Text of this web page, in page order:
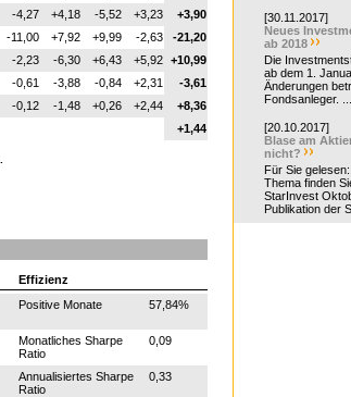
-4,27 +4,18 -5,52 +3,23
+3,90
-11,00 +7,92 +9,99 -2,63
-21,20
-2,23 -6,30 +6,43 +5,92 +10,99
-0,61 -3,88 -0,84 +2,31
-3,61
-0,12 -1,48 +0,26 +2,44
+8,36
+1,44
Effizienz
Positive Monate 57,84%
Monatliches Sharpe
Ratio
0,09
Annualisiertes Sharpe
Ratio
0,33
[30.11.2017]
Neues
ab 2018
Die
ab dem 1.
Änderungen
Fondsanleger. ...
[20.10.2017]
Blase am
nicht?
Für Sie
Thema finden
StarInvest
Publikation der